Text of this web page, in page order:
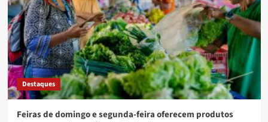
Destaques
Feiras de domingo e segunda-feira oferecem produtos